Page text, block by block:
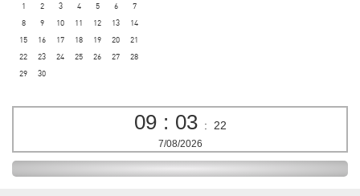
1 2 3 4 5 6
7
8
9 10 11 12 13
14
15
16 17 18 19 20
21
22
23 24 25 26 27
28
29
30
09 : 03 : 23
7/08/2026